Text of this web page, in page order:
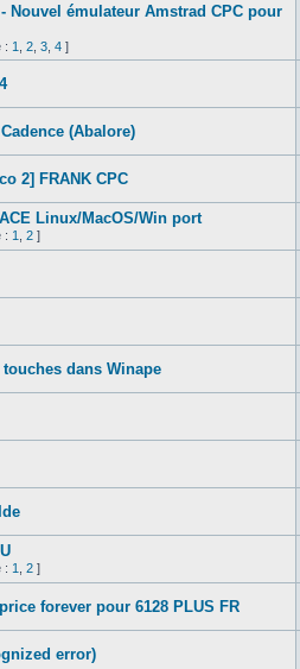
Nouvel émulateur Amstrad CPC pour
: 1 2 3 4 ]
(Abalore)
2] FRANK CPC
Linux/MacOS/Win port
: 1 2 ]
dans Winape
: 1 2 ]
forever pour 6128 PLUS FR
error)